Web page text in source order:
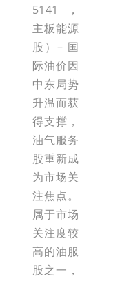
5141，
主板能源
股）– 国
际油价因
中东局势
升温而获
得支撑，
油气服务
股重新成
为市场关
注焦点。
属于市场
关注度较
高的油服
股之一，